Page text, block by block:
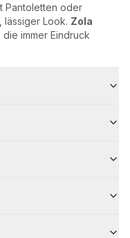
Pantoletten oder
lässiger Look. Zola
immer Eindruck
reiben.
reinigen.
zwischen zwei Größen